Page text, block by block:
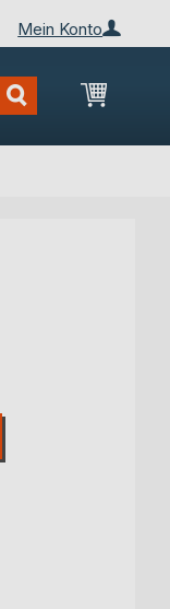
Mein Konto
Mein